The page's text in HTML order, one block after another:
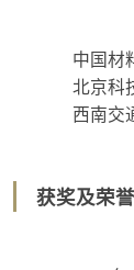
中国材料
北京科技
西南交通
获奖及荣誉